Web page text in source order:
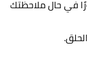
في حال ملاحظتك